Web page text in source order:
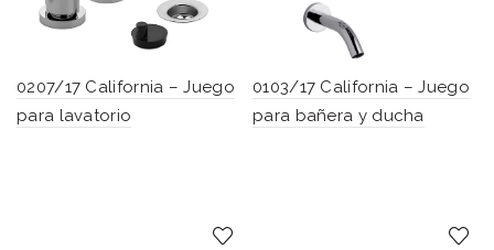
0207/17 California – Juego
para lavatorio
0103/17 California – Juego
para bañera y ducha